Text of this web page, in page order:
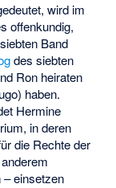
wird im
offenkundig,
Band
des siebten
Ron heiraten
haben.
Hermine
in deren
die Rechte der
– einsetzen